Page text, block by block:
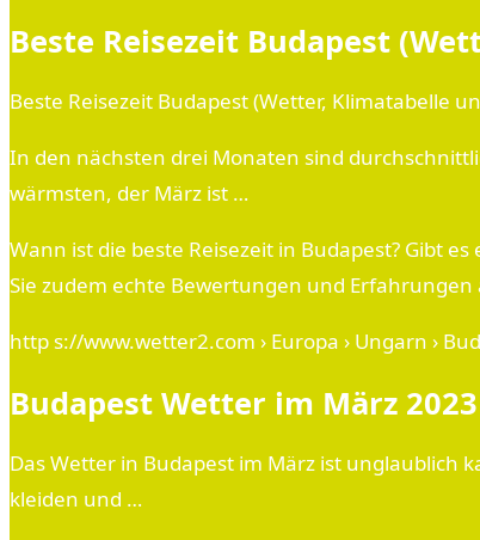
Beste Reisezeit Budapest
Beste Reisezeit Budapest (Wetter, Klimatabelle
In den nächsten drei Monaten sind
wärmsten, der März ist …
Wann ist die beste Reisezeit in Budapest? Gibt
Sie zudem echte Bewertungen und
http s://www.wetter2.com › Europa › Ungarn ›
Budapest Wetter im März
Das Wetter in Budapest im März ist unglaublich
kleiden und …